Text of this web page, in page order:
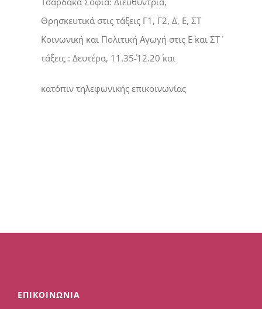
Θρησκευτικά στις τάξεις Γ1, Γ2, Δ, Ε, ΣΤ
Κοινωνική και Πολιτική Αγωγή στις Ε΄ και ΣΤ΄
τάξεις : Δευτέρα, 11.35΄-12.20΄ και
κατόπιν τηλεφωνικής επικοινωνίας
ΕΠΙΚΟΙΝΩΝΙΑ